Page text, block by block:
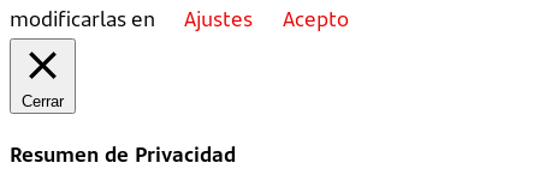
modificarlas en
Ajustes Acepto
Cerrar
Resumen de Privacidad